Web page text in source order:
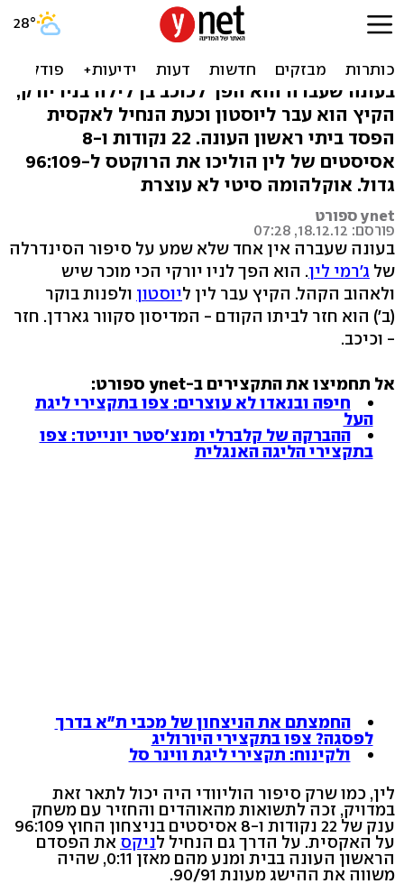
NBA: לין חזר לגארדן - וניצח
בעונה שעברה הוא הפך לכוכב בן לילה בניו יורק,
הקיץ הוא עבר ליוסטון וכעת הנחיל לאקסית
הפסד ביתי ראשון העונה. 22 נקודות ו-8
אסיסטים של לין הוליכו את הרוקטס ל-96:109
גדול. אוקלהומה סיטי לא עוצרת
ynet ספורט
פורסם: 18.12.12, 07:28
בעונה שעברה אין אחד שלא שמע על סיפור הסינדרלה
של ג'רמי לין. הוא הפך לניו יורקי הכי מוכר שיש
ולאהוב הקהל. הקיץ עבר לין ליוסטון ולפנות בוקר
(ב') הוא חזר לביתו הקודם - המדיסון סקוור גארדן. חזר
- וכיכב.
אל תחמיצו את התקצירים ב-ynet ספורט:
חיפה ובנאדו לא עוצרים: צפו בתקצירי ליגת
העל
ההברקה של קלברלי ומנצ'סטר יונייטד: צפו
בתקצירי הליגה האנגלית
החמצתם את הניצחון של מכבי ת"א בדרך
לפסגה? צפו בתקצירי היורוליג
ולקינוח: תקצירי ליגת ווינר סל
לין, כמו שרק סיפור הוליוודי היה יכול לתאר זאת
במדויק, זכה לתשואות מהאוהדים והחזיר עם משחק
ענק של 22 נקודות ו-8 אסיסטים בניצחון החוץ 96:109
על האקסית. על הדרך גם הנחיל לניקס את הפסדם
הראשון העונה בבית ומנע מהם מאזן 0:11, שהיה
משווה את ההישג מעונת 90/91.